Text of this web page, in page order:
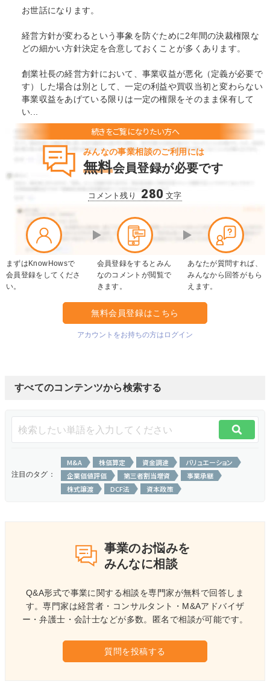
お世話になります。
経営方針が変わるという事象を防ぐために2年間の決裁権限な
どの細かい方針決定を合意しておくことが多くあります。
創業社長の経営方針において、事業収益が悪化（定義が必要で
す）した場合は別として、一定の利益や買収当初と変わらない
事業収益をあげている限りは一定の権限をそのまま保有して
い...
みんなの事業相談のご利用には
無料会員登録が必要です
コメント残り 280 文字
まずはKnowHowsで
会員登録をしてくださ
い。
会員登録をするとみん
なのコメントが閲覧で
きます。
あなたが質問すれば、
みんなから回答がもら
えます。
無料会員登録はこちら
アカウントをお持ちの方はログイン
すべてのコンテンツから検索する
注目のタグ：
M&A 株価算定 資金調達
バリュエーション
企業価値評価
第三者割当増資
事業承継
株式譲渡
DCF法 資本政策
事業のお悩みを
みんなに相談
Q&A形式で事業に関する相談を専門家が無料で回答しま
す。専門家は経営者・コンサルタント・M&Aアドバイザ
ー・弁護士・会計士などが多数。
匿名で相談が可能です。
質問を投稿する